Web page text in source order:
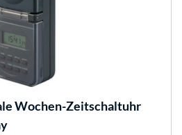
Wochen-Zeitschaltuhr